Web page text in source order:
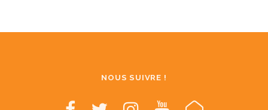
NOUS SUIVRE !